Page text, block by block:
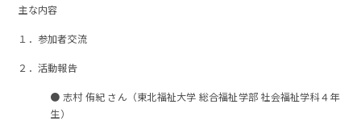
主な内容
１．参加者交流
２．活動報告
● 志村 侑紀 さん（東北福祉大学 総合福祉学部 社会福祉学科４年
生）